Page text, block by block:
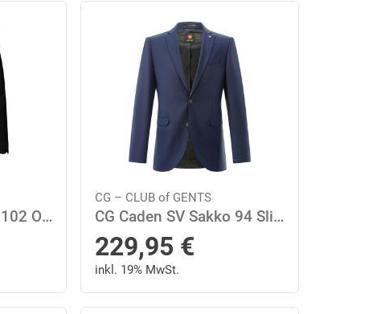
AMF-Cliff SV Sakko 102 Oversize Fit - Schwarz
CG – CLUB of GENTS
CG Caden SV Sakko 94 Slim Fit - Blau Mittel
229,95 €
inkl. 19% MwSt.